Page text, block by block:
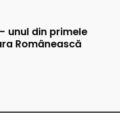
unul din primele
Românească